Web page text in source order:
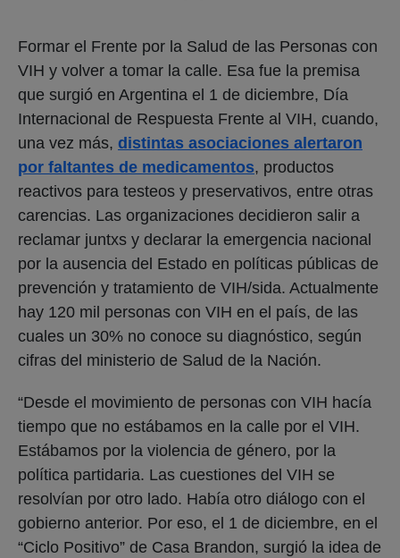
Formar el Frente por la Salud de las Personas con
VIH y volver a tomar la calle. Esa fue la premisa
que surgió en Argentina el 1 de diciembre, Día
Internacional de Respuesta Frente al VIH, cuando,
una vez más, distintas asociaciones alertaron
por faltantes de medicamentos, productos
reactivos para testeos y preservativos, entre otras
carencias. Las organizaciones decidieron salir a
reclamar juntxs y declarar la emergencia nacional
por la ausencia del Estado en políticas públicas de
prevención y tratamiento de VIH/sida. Actualmente
hay 120 mil personas con VIH en el país, de las
cuales un 30% no conoce su diagnóstico, según
cifras del ministerio de Salud de la Nación.
“Desde el movimiento de personas con VIH hacía
tiempo que no estábamos en la calle por el VIH.
Estábamos por la violencia de género, por la
política partidaria. Las cuestiones del VIH se
resolvían por otro lado. Había otro diálogo con el
gobierno anterior. Por eso, el 1 de diciembre, en el
“Ciclo Positivo” de Casa Brandon, surgió la idea de